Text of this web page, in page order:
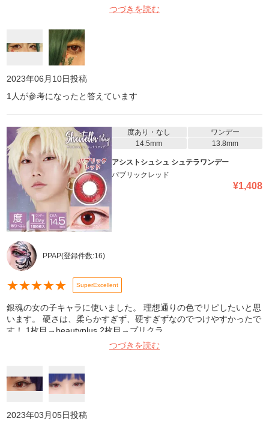
つづきを読む
2023年06月10日投稿
1 人が参考になったと答えています
度あり・なし
ワンデー
14.5mm
13.8mm
アシストシュシュ シュテラワンデー
パブリックレッド
¥1,408
PPAP(登録件数:16)
★★★★★ SuperExcellent
銀魂の女の子キャラに使いました。 理想通りの色でリピしたいと思
います。 硬さは、柔らかすぎず、硬すぎずなのでつけやすかったで
す！ 1枚目→beautyplus 2枚目→プリクラ
つづきを読む
2023年03月05日投稿